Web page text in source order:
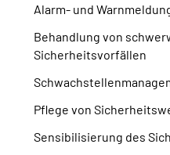
Alarm- und
Behandlung von
Sicherheitsvorfällen
Pflege von
Sensibilisierung des